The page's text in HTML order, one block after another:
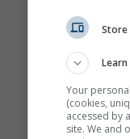
Store
Your
(cookies,
accessed by
site. We and